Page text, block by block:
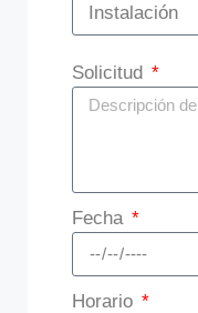
Solicitud
Fecha
Horario